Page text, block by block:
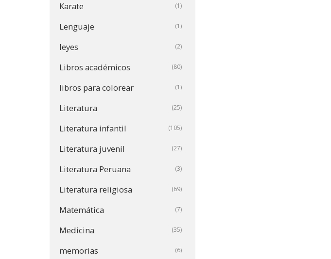
Karate (1)
Lenguaje (1)
leyes (2)
Libros académicos (80)
libros para colorear (1)
Literatura (25)
Literatura infantil (105)
Literatura juvenil (27)
Literatura Peruana (3)
Literatura religiosa (69)
Matemática (7)
Medicina (35)
memorias (6)